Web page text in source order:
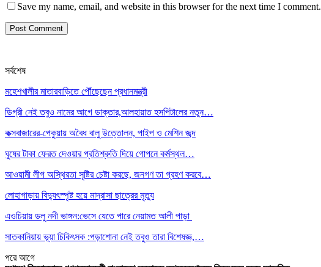
Save my name, email, and website in this browser for the next time I comment.
সর্বশেষ
মহেশখালীর মাতারবাড়িতে পৌঁছেছেন প্রধানমন্ত্রী
ডিগ্রী নেই তবুও নামের আগে ডাক্তার,আলহায়াত হসপিটালের নতুন…
কক্সবাজারের-পেকুয়ায় অবৈধ বালু উত্তোলন, পাইপ ও মেশিন জব্দ
ঘুষের টাকা ফেরত দেওয়ার প্রতিশ্রুতি দিয়ে গোপনে কর্মস্থল…
আওয়ামী লীগ অস্থিরতা সৃষ্টির চেষ্টা করছে, জনগণ তা গ্রহণ করবে…
লোহাগাড়ায় বিদ্যুৎস্পৃষ্ট হয়ে মাদ্রাসা ছাত্রের মৃত্যু
এওচিয়ায় ডলু নদী ভাঙ্গন:ভেসে যেতে পারে নেয়ামত আলী পাড়া
সাতকানিয়ায় ভূয়া চিকিৎসক :পড়াশোনা নেই তবুও তারা বিশেষজ্ঞ,…
পরেআগে